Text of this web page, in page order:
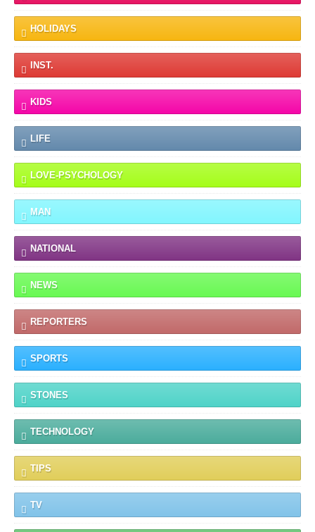
HOLIDAYS
INST.
KIDS
LIFE
LOVE-PSYCHOLOGY
MAN
NATIONAL
NEWS
REPORTERS
SPORTS
STONES
TECHNOLOGY
TIPS
TV